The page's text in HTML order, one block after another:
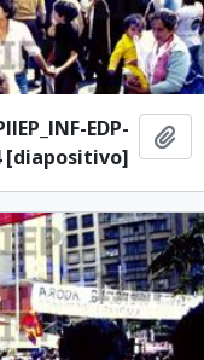
EDP-
[diapositivo]